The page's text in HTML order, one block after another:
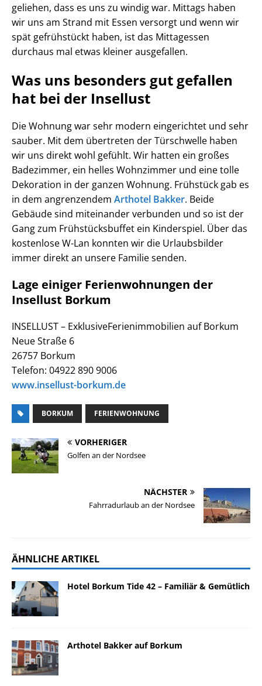
geliehen, dass es uns zu windig war. Mittags haben
wir uns am Strand mit Essen versorgt und wenn wir
spät gefrühstückt haben, ist das Mittagessen
durchaus mal etwas kleiner ausgefallen.
Was uns besonders gut gefallen
hat bei der Insellust
Die Wohnung war sehr modern eingerichtet und sehr
sauber. Mit dem übertreten der Türschwelle haben
wir uns direkt wohl gefühlt. Wir hatten ein großes
Badezimmer, ein helles Wohnzimmer und eine tolle
Dekoration in der ganzen Wohnung. Frühstück gab es
in dem angrenzendem Arthotel Bakker. Beide
Gebäude sind miteinander verbunden und so ist der
Gang zum Frühstücksbuffet ein Kinderspiel. Über das
kostenlose W-Lan konnten wir die Urlaubsbilder
immer direkt an unsere Familie senden.
Lage einiger Ferienwohnungen der
Insellust Borkum
INSELLUST – ExklusiveFerienimmobilien auf Borkum
Neue Straße 6
26757 Borkum
Telefon: 04922 890 9006
www.insellust-borkum.de
BORKUM FERIENWOHNUNG
VORHERIGER
Golfen an der Nordsee
NÄCHSTER
Fahrradurlaub an der Nordsee
ÄHNLICHE ARTIKEL
Hotel Borkum Tide 42 – Familiär & Gemütlich
Arthotel Bakker auf Borkum